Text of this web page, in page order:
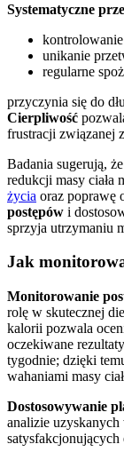
Systematyczne
unikanie
regularne
przyczynia się do
Cierpliwość
frustracji związanej
Badania sugerują,
redukcji masy ciała
życia oraz poprawę
postępów i
sprzyja utrzymaniu
Jak
Monitorowanie
rolę w skutecznej
kalorii pozwala
oczekiwane
tygodnie; dzięki
wahaniami masy
Dostosowywanie
analizie